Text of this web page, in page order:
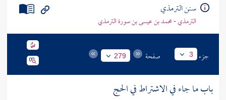
سنن الترمذي
الترمذي - محمد بن عيسى بن سورة الترمذي
جزء 3 صفحة 279
باب ما جاء في الاشتراط في الحج